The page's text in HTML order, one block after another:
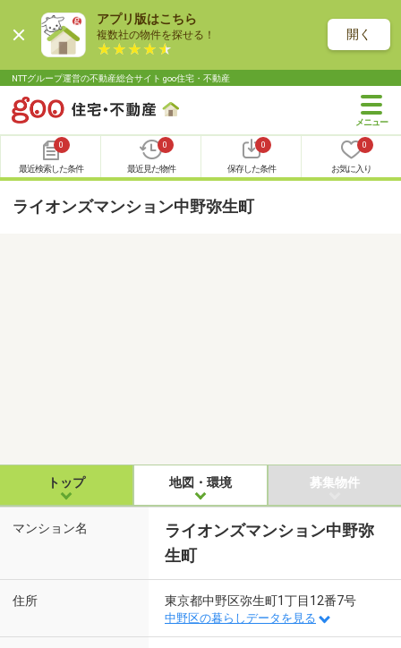
アプリ版はこちら
複数社の物件を探せる！ 開く
NTTグループ運営の不動産総合サイト goo住宅・不動産
0
最近検索した条件
0
最近見た物件
0
保存した条件
0
お気に入り
ライオンズマンション中野弥生町
トップ 地図・環境 募集物件
マンション名
ライオンズマンション中野弥
生町
住所 東京都中野区弥生町1丁目12番7号
中野区の暮らしデータを見る